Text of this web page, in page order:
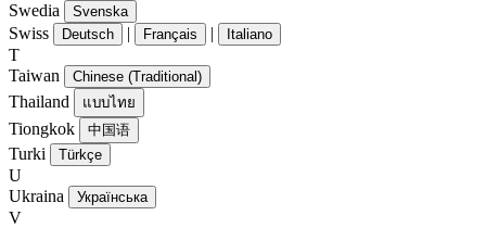
Swedia Svenska
Swiss Deutsch | Français | Italiano
T
Taiwan
Chinese (Traditional)
Thailand แบบไทย
Tiongkok 中国语
Turki Türkçe
U
Ukraina
Українська
V